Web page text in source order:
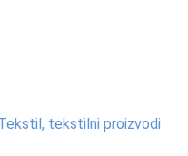
tekstilni proizvodi